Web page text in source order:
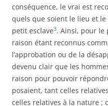
conséquence, le vrai est
quels que soient le lieu et le
petit esclave3. Ainsi, pour le
raison étant reconnus
l’approbation ou de la
devenu clair que les
raison pour pouvoir
posaient, tant celles
celles relatives à la nature ;